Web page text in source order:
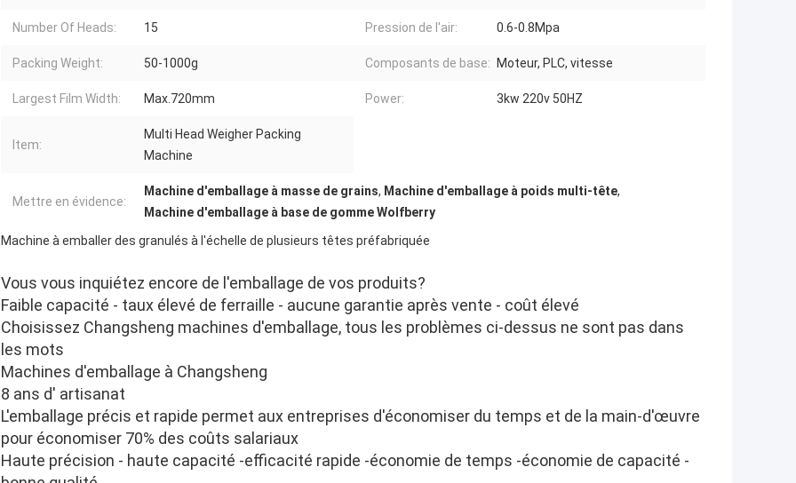
Number Of Heads: 15 Pression de l'air: 0.6-0.8Mpa
Packing Weight: 50-1000g Composants de base: Moteur, PLC, vitesse
Largest Film Width: Max.720mm Power: 3kw 220v 50HZ
Item:
Multi Head Weigher Packing
Machine
Mettre en évidence:
Machine d'emballage à masse de grains, Machine d'emballage à poids multi-tête,
Machine d'emballage à base de gomme Wolfberry
Machine à emballer des granulés à l'échelle de plusieurs têtes préfabriquée
Vous vous inquiétez encore de l'emballage de vos produits?
Faible capacité - taux élevé de ferraille - aucune garantie après vente - coût élevé
Choisissez Changsheng machines d'emballage, tous les problèmes ci-dessus ne sont pas dans
les mots
Machines d'emballage à Changsheng
8 ans d' artisanat
L'emballage précis et rapide permet aux entreprises d'économiser du temps et de la main-d'œuvre
pour économiser 70% des coûts salariaux
Haute précision - haute capacité -efficacité rapide -économie de temps -économie de capacité -